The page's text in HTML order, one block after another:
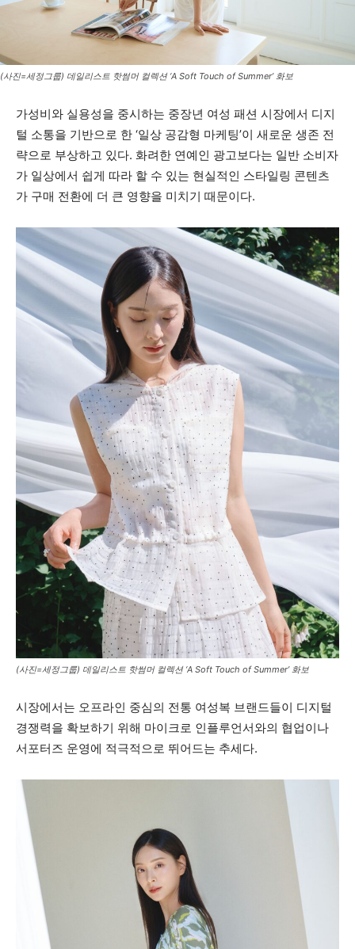
(사진=세정그룹) 데일리스트 핫썸머 컬렉션 ‘A Soft Touch of Summer’ 화보
가성비와 실용성을 중시하는 중장년 여성 패션 시장에서 디지
털 소통을 기반으로 한 ‘일상 공감형 마케팅’이 새로운 생존 전
략으로 부상하고 있다. 화려한 연예인 광고보다는 일반 소비자
가 일상에서 쉽게 따라 할 수 있는 현실적인 스타일링 콘텐츠
가 구매 전환에 더 큰 영향을 미치기 때문이다.
(사진=세정그룹) 데일리스트 핫썸머 컬렉션 ‘A Soft Touch of Summer’ 화보
시장에서는 오프라인 중심의 전통 여성복 브랜드들이 디지털
경쟁력을 확보하기 위해 마이크로 인플루언서와의 협업이나
서포터즈 운영에 적극적으로 뛰어드는 추세다.